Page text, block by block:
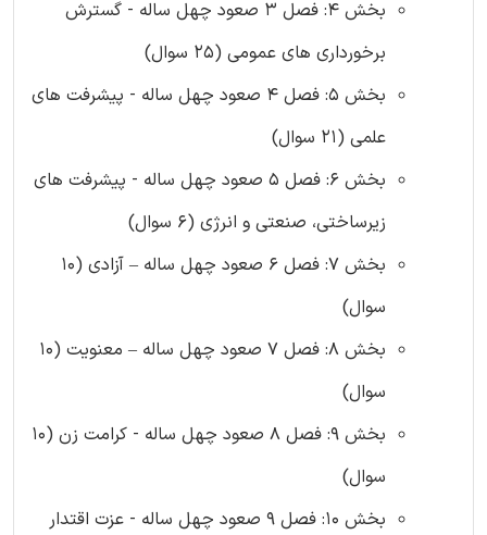
بخش 4: فصل 3 صعود چهل ساله - گسترش
برخورداری های عمومی (25 سوال)
بخش 5: فصل 4 صعود چهل ساله - پیشرفت های
علمی (21 سوال)
بخش 6: فصل 5 صعود چهل ساله - پیشرفت های
زیرساختی، صنعتی و انرژی (6 سوال)
بخش 7: فصل 6 صعود چهل ساله – آزادی (10
سوال)
بخش 8: فصل 7 صعود چهل ساله – معنویت (10
سوال)
بخش 9: فصل 8 صعود چهل ساله - کرامت زن (10
سوال)
بخش 10: فصل 9 صعود چهل ساله - عزت اقتدار